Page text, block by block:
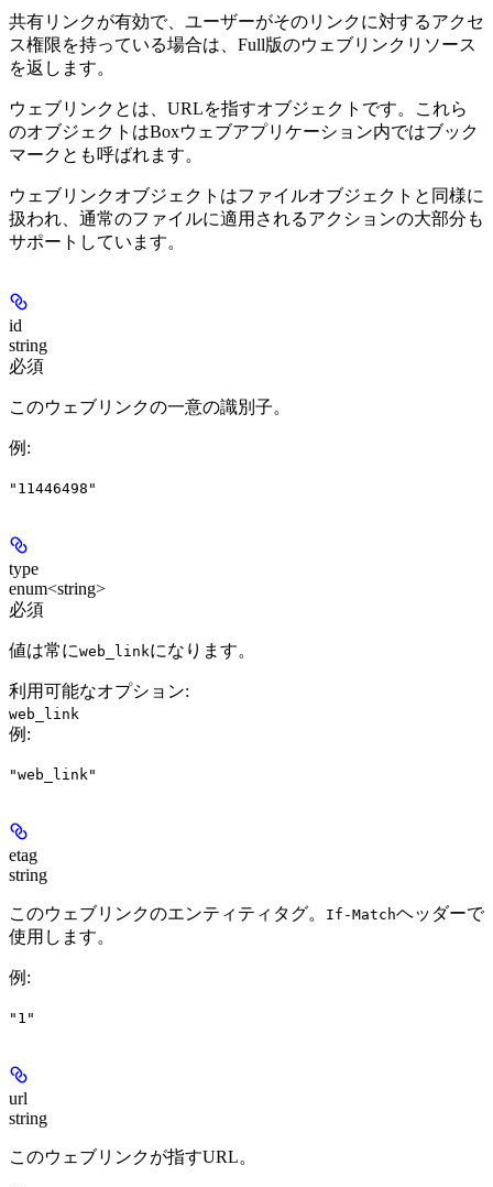
共有リンクが有効で、ユーザーがそのリンクに対するアクセ
ス権限を持っている場合は、Full版のウェブリンクリソース
を返します。
ウェブリンクとは、URLを指すオブジェクトです。これら
のオブジェクトはBoxウェブアプリケーション内ではブック
マークとも呼ばれます。
ウェブリンクオブジェクトはファイルオブジェクトと同様に
扱われ、通常のファイルに適用されるアクションの大部分も
サポートしています。
id
string
必須
このウェブリンクの一意の識別子。
例 :
"11446498"
type
enum<string>
必須
値は常にweb_linkになります。
利用可能なオプション:
web_link
例 :
"web_link"
etag
string
このウェブリンクのエンティティタグ。 If-Matchヘッダーで
使用します。
例 :
"1"
url
string
このウェブリンクが指すURL。